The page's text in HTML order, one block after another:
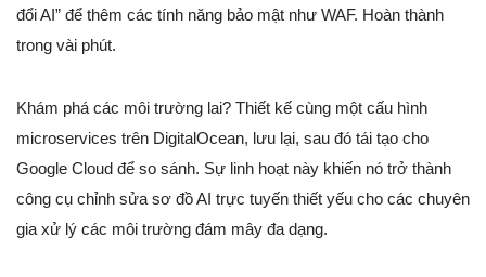
đổi AI” để thêm các tính năng bảo mật như WAF. Hoàn thành
trong vài phút.
Khám phá các môi trường lai? Thiết kế cùng một cấu hình
microservices trên DigitalOcean, lưu lại, sau đó tái tạo cho
Google Cloud để so sánh. Sự linh hoạt này khiến nó trở thành
công cụ chỉnh sửa sơ đồ AI trực tuyến thiết yếu cho các chuyên
gia xử lý các môi trường đám mây đa dạng.